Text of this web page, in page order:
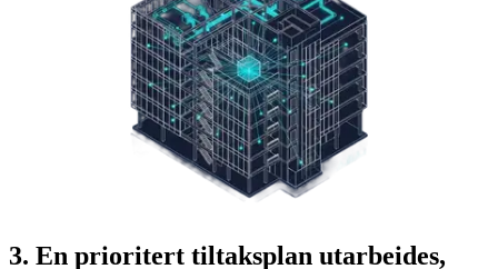
3. En prioritert tiltaksplan utarbeides,